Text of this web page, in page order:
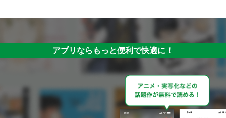
アプリならもっと便利で快適に！